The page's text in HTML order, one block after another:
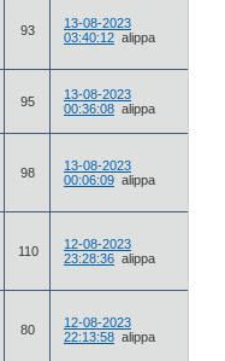
93
13-08-2023
03:40:12 alippa
95
13-08-2023
00:36:08 alippa
98
13-08-2023
00:06:09 alippa
110
12-08-2023
23:28:36 alippa
80
12-08-2023
22:13:58 alippa